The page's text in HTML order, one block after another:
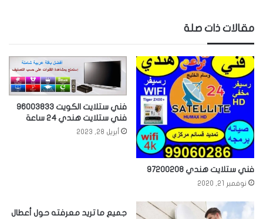
مقالات ذات صلة
فني ستلايت هندي 97200208
نوفمبر 21, 2020
فني ستلايت الكويت 96003833
فني ستلايت هندي 24 ساعة
أبريل 28, 2023
جميع ما تريد معرفته حول أعطال